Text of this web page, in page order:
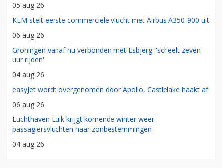
05 aug 26
KLM stelt eerste commerciële vlucht met Airbus A350-900 uit
06 aug 26
Groningen vanaf nu verbonden met Esbjerg: 'scheelt zeven
uur rijden'
04 aug 26
easyJet wordt overgenomen door Apollo, Castlelake haakt af
06 aug 26
Luchthaven Luik krijgt komende winter weer
passagiersvluchten naar zonbestemmingen
04 aug 26